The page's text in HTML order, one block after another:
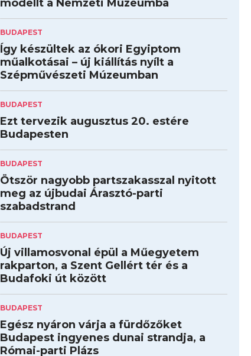
modellt a Nemzeti Múzeumba
BUDAPEST
Így készültek az ókori Egyiptom
műalkotásai – új kiállítás nyílt a
Szépművészeti Múzeumban
BUDAPEST
Ezt tervezik augusztus 20. estére
Budapesten
BUDAPEST
Ötször nagyobb partszakasszal nyitott
meg az újbudai Árasztó-parti
szabadstrand
BUDAPEST
Új villamosvonal épül a Műegyetem
rakparton, a Szent Gellért tér és a
Budafoki út között
BUDAPEST
Egész nyáron várja a fürdőzőket
Budapest ingyenes dunai strandja, a
Római-parti Plázs